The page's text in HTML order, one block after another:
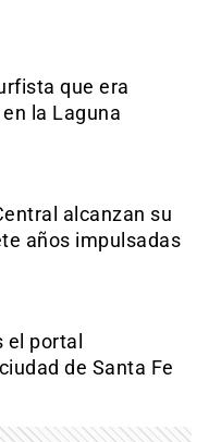
que era
la Laguna
alcanzan su
años impulsadas
el portal
de Santa Fe